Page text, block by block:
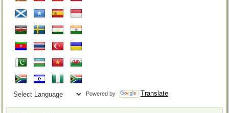
Powered by Translate